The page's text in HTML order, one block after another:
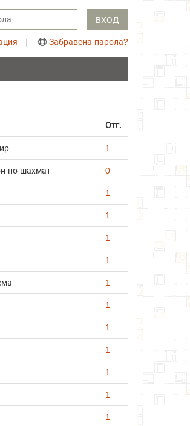
ВХОД
Забравена парола?
Отг.
1
по шахмат 0
1
1
1
1
1
1
1
1
1
1
1